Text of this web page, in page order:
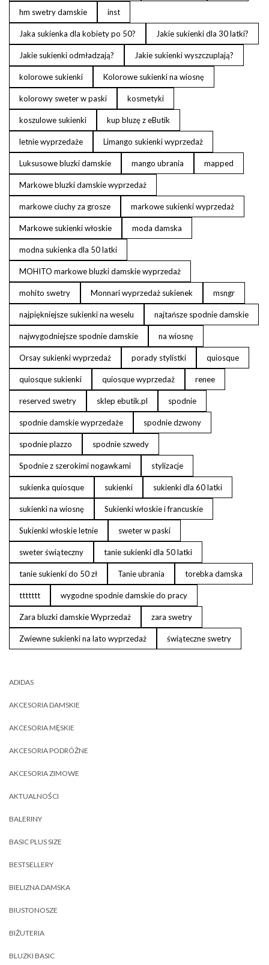
hm swetry damskie inst
Jaka sukienka dla kobiety po 50? Jakie sukienki dla 30 latki?
Jakie sukienki odmładzają? Jakie sukienki wyszczuplają?
kolorowe sukienki Kolorowe sukienki na wiosnę
kolorowy sweter w paski kosmetyki
koszulowe sukienki kup bluzę z eButik
letnie wyprzedaże Limango sukienki wyprzedaż
Luksusowe bluzki damskie mango ubrania mapped
Markowe bluzki damskie wyprzedaż
markowe ciuchy za grosze markowe sukienki wyprzedaż
Markowe sukienki włoskie moda damska
modna sukienka dla 50 latki
MOHITO markowe bluzki damskie wyprzedaż
mohito swetry Monnari wyprzedaż sukienek msngr
najpiękniejsze sukienki na weselu najtańsze spodnie damskie
najwygodniejsze spodnie damskie na wiosnę
Orsay sukienki wyprzedaż porady stylistki quiosque
quiosque sukienki quiosque wyprzedaż renee
reserved swetry sklep ebutik.pl spodnie
spodnie damskie wyprzedaże spodnie dzwony
spodnie plazzo spodnie szwedy
Spodnie z szerokimi nogawkami stylizacje
sukienka quiosque sukienki sukienki dla 60 latki
sukienki na wiosnę Sukienki włoskie i francuskie
Sukienki włoskie letnie sweter w paski
sweter świąteczny tanie sukienki dla 50 latki
tanie sukienki do 50 zł Tanie ubrania torebka damska
ttttttt wygodne spodnie damskie do pracy
Zara bluzki damskie Wyprzedaż zara swetry
Zwiewne sukienki na lato wyprzedaż świąteczne swetry
ADIDAS
AKCESORIA DAMSKIE
AKCESORIA MĘSKIE
AKCESORIA PODRÓŻNE
AKCESORIA ZIMOWE
AKTUALNOŚCI
BALERINY
BASIC PLUS SIZE
BESTSELLERY
BIELIZNA DAMSKA
BIUSTONOSZE
BIŻUTERIA
BLUZKI BASIC